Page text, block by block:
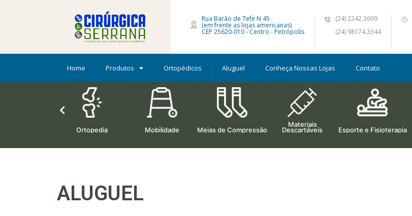
Rua Barão de Tefe N 45
(em frente as lojas americanas)
CEP 25620-010 - Centro - Petrópolis
(24) 2242.3609
(24) 98174.3344
Home Produtos Ortopédicos Aluguel Conheça Nossas Lojas Contato
Ortopedia Mobilidade Meias de Compressão
Materiais
Descartáveis Esporte e Fisioterapia
ALUGUEL